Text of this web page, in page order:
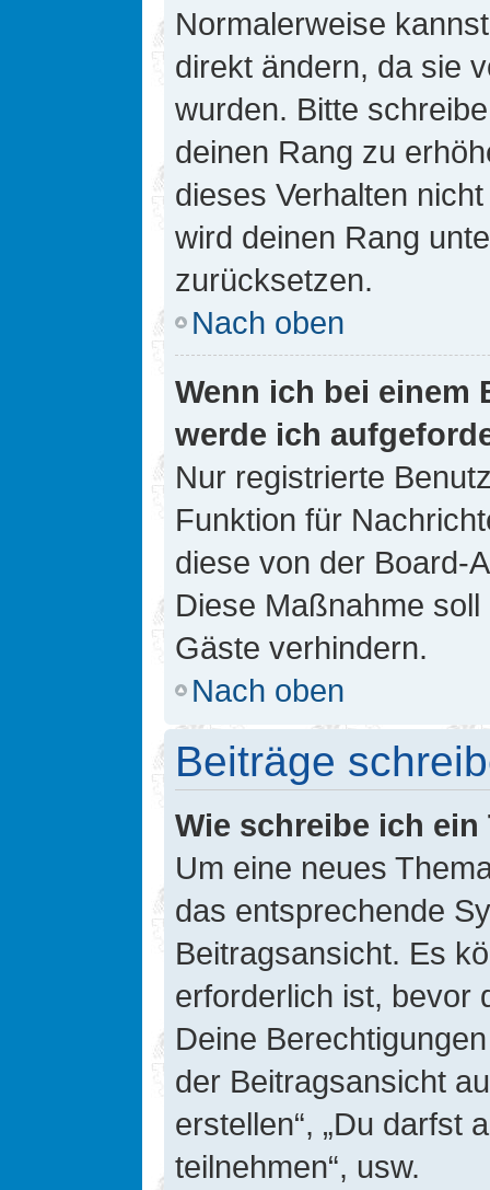
Normalerweise
direkt ändern, da sie
wurden. Bitte
deinen Rang zu
dieses Verhalten
wird deinen Rang
zurücksetzen.
Nach oben
Wenn ich bei einem
werde ich
Nur registrierte
Funktion für
diese von der Board-
Diese Maßnahme
Gäste verhindern.
Nach oben
Beiträge
Wie schreibe ich ein
Um eine neues
das entsprechende
Beitragsansicht. Es
erforderlich ist, bevor
Deine
der Beitragsansicht
erstellen“, „Du darfst
teilnehmen“, usw.